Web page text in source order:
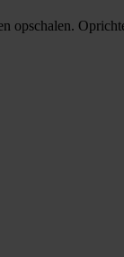
opschalen.